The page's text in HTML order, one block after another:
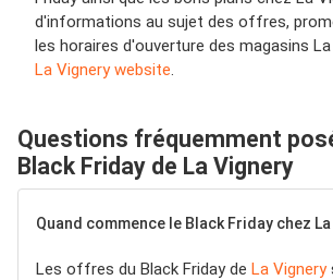
d'informations au sujet des offres,
les horaires d'ouverture des magasins
La Vignery website.
Questions fréquemment
Black Friday de La Vignery
Quand commence le Black Friday chez
Les offres du Black Friday de La Vignery